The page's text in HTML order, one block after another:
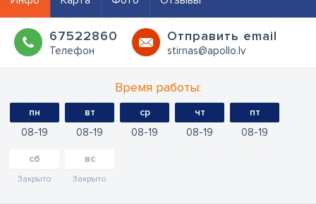
67522860
Телефон
Oтправить email
stirnas@apollo.lv
Время работы:
пн
08 19
вт
08 19
ср
08 19
чт
08 19
пт
08 19
сб
Закрыто
вс
Закрыто